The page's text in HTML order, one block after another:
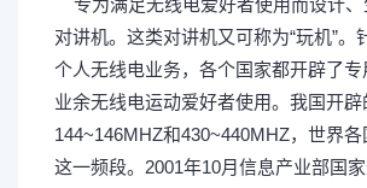
专为满足无线电爱好者使用而设计、
对讲机。这类对讲机又可称为“玩机”。
个人无线电业务，各个国家都开辟了专
业余无线电运动爱好者使用。我国开辟
144~146MHZ和430~440MHZ，世界
这一频段。2001年10月信息产业部国